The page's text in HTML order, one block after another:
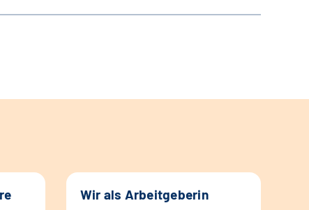
Wir als Arbeitgeberin